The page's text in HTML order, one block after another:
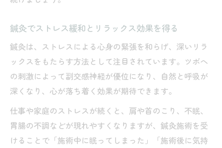
鍼灸でストレス緩和とリラックス効果を得る
鍼灸は、ストレスによる心身の緊張を和らげ、深いリラ
ックスをもたらす方法として注目されています。ツボへ
の刺激によって副交感神経が優位になり、自然と呼吸が
深くなり、心が落ち着く効果が期待できます。
仕事や家庭のストレスが続くと、肩や首のこり、不眠、
胃腸の不調などが現れやすくなりますが、鍼灸施術を受
けることで「施術中に眠ってしまった」「施術後に気持